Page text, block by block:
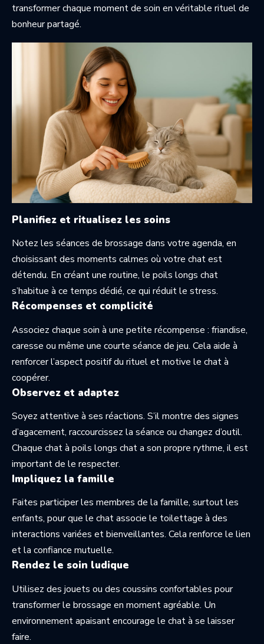
transformer chaque moment de soin en véritable rituel de
bonheur partagé.
Planifiez et ritualisez les soins
Notez les séances de brossage dans votre agenda, en
choisissant des moments calmes où votre chat est
détendu. En créant une routine, le poils longs chat
s’habitue à ce temps dédié, ce qui réduit le stress.
Récompenses et complicité
Associez chaque soin à une petite récompense : friandise,
caresse ou même une courte séance de jeu. Cela aide à
renforcer l’aspect positif du rituel et motive le chat à
coopérer.
Observez et adaptez
Soyez attentive à ses réactions. S’il montre des signes
d’agacement, raccourcissez la séance ou changez d’outil.
Chaque chat à poils longs chat a son propre rythme, il est
important de le respecter.
Impliquez la famille
Faites participer les membres de la famille, surtout les
enfants, pour que le chat associe le toilettage à des
interactions variées et bienveillantes. Cela renforce le lien
et la confiance mutuelle.
Rendez le soin ludique
Utilisez des jouets ou des coussins confortables pour
transformer le brossage en moment agréable. Un
environnement apaisant encourage le chat à se laisser
faire.